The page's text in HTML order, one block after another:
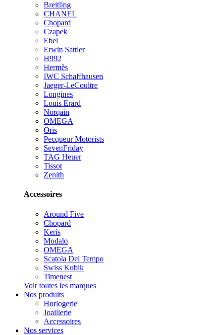
Breitling
CHANEL
Chopard
Czapek
Ebel
Erwin Sattler
H992
Hermès
IWC Schaffhausen
Jaeger-LeCoultre
Longines
Louis Erard
Norqain
OMEGA
Oris
Pecqueur Motorists
SevenFriday
TAG Heuer
Tissot
Zenith
Accessoires
Around Five
Chopard
Keris
Modalo
OMEGA
Scatola Del Tempo
Swiss Kubik
Timenest
Voir toutes les marques
Nos produits
Horlogerie
Joaillerie
Accessoires
Nos services